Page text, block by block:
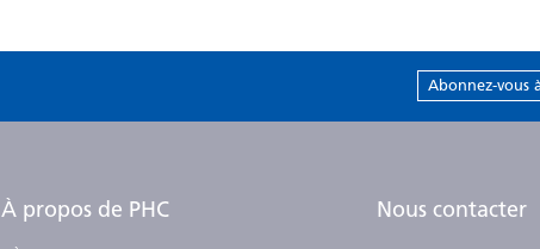
Abonnez-vous
À propos de PHC Nous contacter